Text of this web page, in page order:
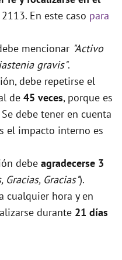
En este caso para
mencionar "Activo
gravis".
debe repetirse el
de 45 veces, porque es
debe tener en cuenta
el impacto interno es
debe agradecerse 3
Gracias, Gracias").
cualquier hora y en
durante 21 días